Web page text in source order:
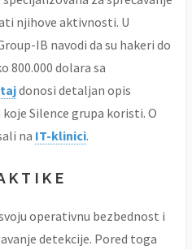
njihove aktivnosti. U
IB navodi da su hakeri do
800.000 dolara sa
donosi detaljan opis
Silence grupa koristi. O
na IT-klinici.
operativnu bezbednost i
detekcije. Pored toga